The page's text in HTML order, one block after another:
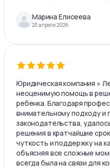
Марина Елисеева
23 апреля 2026
Юридическая компания »
неоценимую помощь в
ребенка. Благодаря
внимательному подходу и
законодательства,
решения в кратчайшие
чуткость и поддержку на
объясняя все сложные
всегда была на связи для